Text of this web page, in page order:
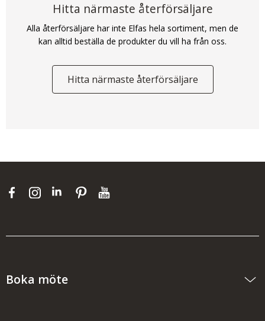
Hitta närmaste återförsäljare
Alla återförsäljare har inte Elfas hela sortiment, men de
kan alltid beställa de produkter du vill ha från oss.
Hitta närmaste återförsäljare
Boka möte